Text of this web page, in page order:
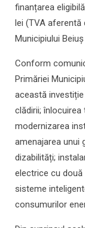
finanțarea
lei (TVA
Municipiului
Conform
Primăriei
această
clădirii;
modernizarea
amenajarea unui
dizabilități;
electrice cu
sisteme
consumurilor